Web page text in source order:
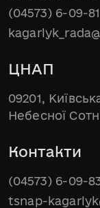
(04573) 6-09-81
ЦНАП
09201,
Небесної
Контакти
(04573) 6-09-
tsnap-